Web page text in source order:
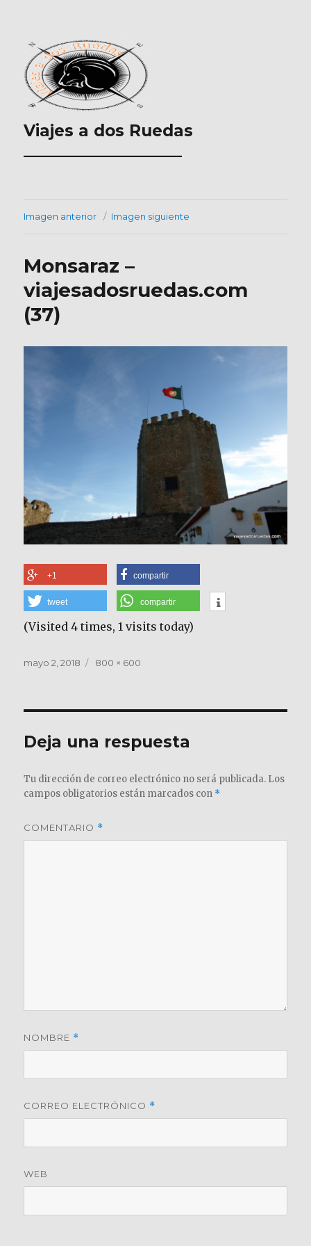
Viajes a dos Ruedas
___________________
Imagen anterior Imagen siguiente
Monsaraz –
viajesadosruedas.com
(37)
+1 compartir
tweet compartir
(Visited 4 times, 1 visits today)
Publicado
mayo 2, 2018
Tamaño
800 × 600
Deja una respuesta
Tu dirección de correo electrónico no será publicada. Los
campos obligatorios están marcados con *
COMENTARIO *
NOMBRE *
CORREO ELECTRÓNICO *
WEB